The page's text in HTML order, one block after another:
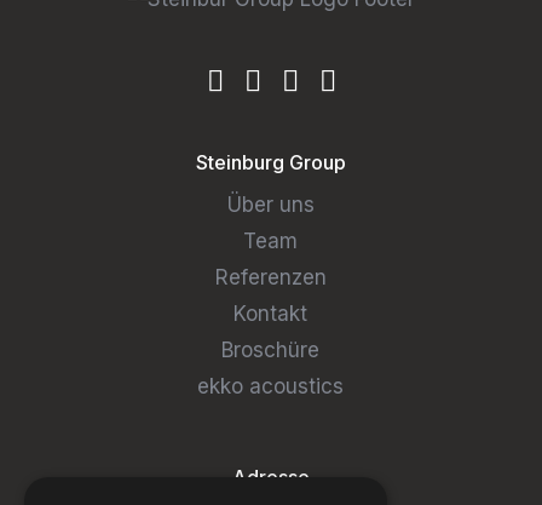
Steinburg Group
Über uns
Team
Referenzen
Kontakt
Broschüre
ekko acoustics
Adresse